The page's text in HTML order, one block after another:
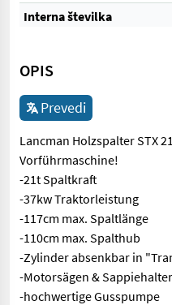
Interna številka
OPIS
Prevedi
Lancman Holzspalter STX
Vorführmaschine!
-21t Spaltkraft
-37kw Traktorleistung
-117cm max. Spaltlänge
-110cm max. Spalthub
-Zylinder absenkbar in
-Motorsägen &
-hochwertige Gusspumpe